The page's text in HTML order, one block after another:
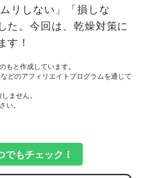
リしない」「損しな
た。今回は、乾燥対策に
す！
と作成しています。
どのアフィリエイトプログラムを通じて
ません。
い。
もチェック！